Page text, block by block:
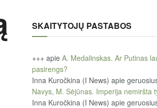
SKAITYTOJŲ PASTABOS
+++ apie A. Medalinskas. Ar Putinas
pasirengs?
Inna Kuročkina (I News) apie
Navys, M. Sėjūnas. Imperija nemiršta
Inna Kuročkina (I News) apie